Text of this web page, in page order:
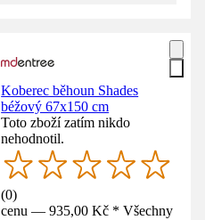
Koberec běhoun Shades
béžový 67x150 cm
Toto zboží zatím nikdo
nehodnotil.
(0)
cenu — 935,00 Kč * Všechny